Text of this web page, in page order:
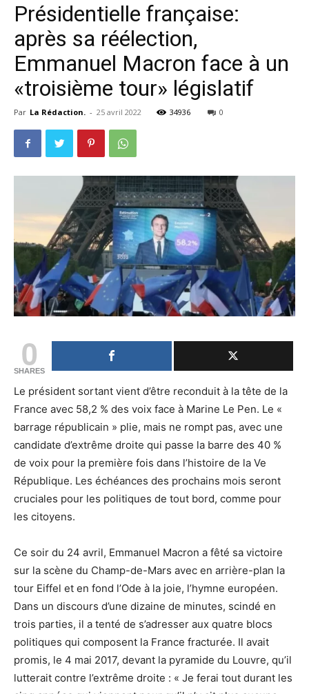
Présidentielle française:
après sa réélection,
Emmanuel Macron face à un
«troisième tour» législatif
Par La Rédaction. - 25 avril 2022 34936 0
0
SHARES
Le président sortant vient d’être reconduit à la tête de la
France avec 58,2 % des voix face à Marine Le Pen. Le «
barrage républicain » plie, mais ne rompt pas, avec une
candidate d’extrême droite qui passe la barre des 40 %
de voix pour la première fois dans l’histoire de la Ve
République. Les échéances des prochains mois seront
cruciales pour les politiques de tout bord, comme pour
les citoyens.
Ce soir du 24 avril, Emmanuel Macron a fêté sa victoire
sur la scène du Champ-de-Mars avec en arrière-plan la
tour Eiffel et en fond l’Ode à la joie, l’hymne européen.
Dans un discours d’une dizaine de minutes, scindé en
trois parties, il a tenté de s’adresser aux quatre blocs
politiques qui composent la France fracturée. Il avait
promis, le 4 mai 2017, devant la pyramide du Louvre, qu’il
lutterait contre l’extrême droite : « Je ferai tout durant les